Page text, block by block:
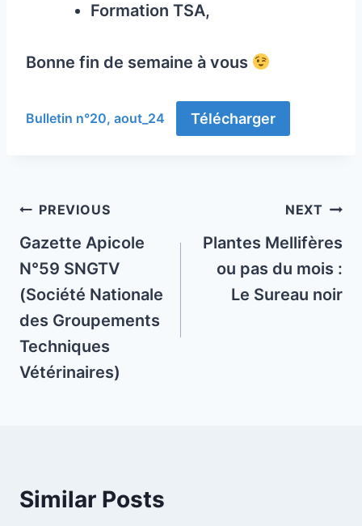
Formation TSA,
Bonne fin de semaine à vous
Bulletin n°20, aout_24 Télécharger
Post
navigation
PREVIOUS
Gazette Apicole
N°59 SNGTV
(Société Nationale
des Groupements
Techniques
Vétérinaires)
NEXT
Plantes Mellifères
ou pas du mois :
Le Sureau noir
Similar Posts